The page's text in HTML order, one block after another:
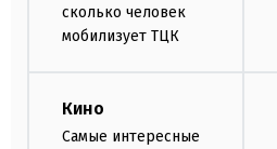
сколько человек
мобилизует ТЦК
Кино
Самые интересные